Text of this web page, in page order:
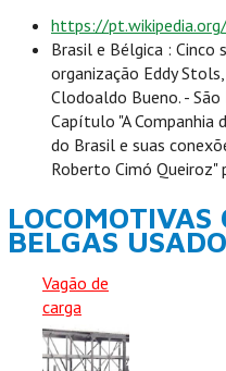
https://
Brasil e Bélgica : Cinco
organização Eddy
Clodoaldo Bueno. -
Capítulo "A Companhia
do Brasil e suas
Roberto Cimó Queiroz"
LOCOMOTIVAS
BELGAS
Vagão de
carga